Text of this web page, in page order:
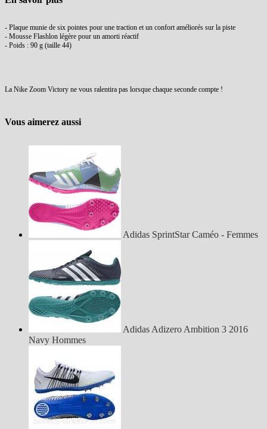
- Plaque munie de six pointes pour une traction et un confort améliorés sur la piste
- Mousse Flashlon légère pour un amorti réactif
- Poids : 90 g (taille 44)
La Nike Zoom Victory ne vous ralentira pas lorsque chaque seconde compte !
Vous aimerez aussi
Adidas SprintStar Caméo - Femmes
Adidas Adizero Ambition 3 2016
Navy Hommes